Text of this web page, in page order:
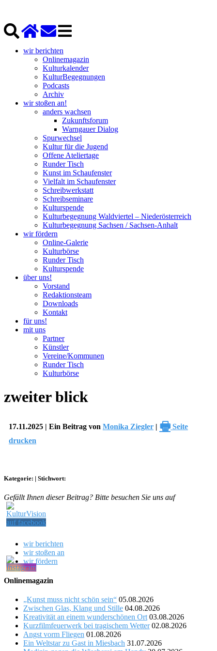
wir berichten
Onlinemagazin
Kulturkalender
KulturBegegnungen
Podcasts
Archiv
wir stoßen an!
anders wachsen
Zukunftsforum
Warngauer Dialog
Spurwechsel
Kultur für die Jugend
Offene Ateliertage
Runder Tisch
Kunst im Schaufenster
Vielfalt im Schaufenster
Schreibwerkstatt
Schreibseminare
Kulturspende
Kulturbegegnung Waldviertel – Niederösterreich
Kulturbegegnung Sachsen / Sachsen-Anhalt
wir fördern
Online-Galerie
Kulturbörse
Runder Tisch
Kulturspende
über uns!
Vorstand
Redaktionsteam
Downloads
Kontakt
für uns!
mit uns
Partner
Künstler
Vereine/Kommunen
Runder Tisch
Kulturbörse
zweiter blick
17.11.2025 | Ein Beitrag von Monika Ziegler | 🖶 Seite
drucken
Kategorie: | Stichwort:
Gefällt Ihnen dieser Beitrag? Bitte besuchen Sie uns auf
wir berichten
wir stoßen an
wir fördern
Onlinemagazin
„Kunst muss nicht schön sein“ 05.08.2026
Zwischen Glas, Klang und Stille 04.08.2026
Kreativität an einem wunderschönen Ort 03.08.2026
Kurzfilmfeuerwerk bei tragischem Wetter 02.08.2026
Angst vorm Fliegen 01.08.2026
Ein Weltstar zu Gast in Miesbach 31.07.2026